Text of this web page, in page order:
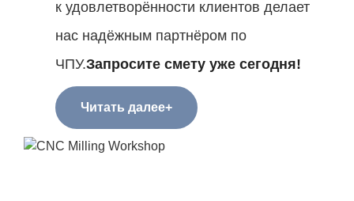
к удовлетворённости клиентов делает
нас надёжным партнёром по
ЧПУ.Запросите смету уже сегодня!
Читать далее+